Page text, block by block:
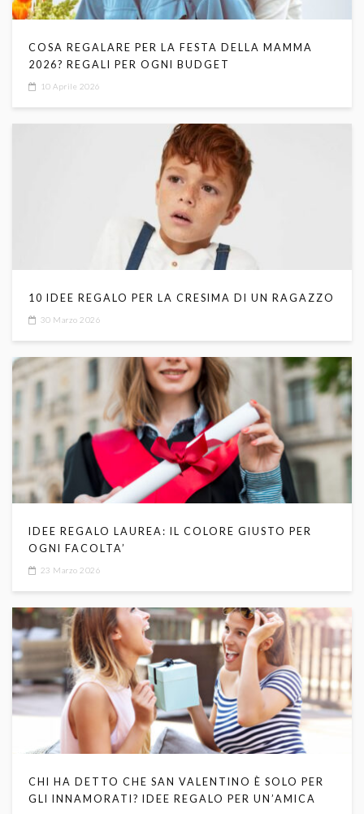
COSA REGALARE PER LA FESTA DELLA MAMMA
2026? REGALI PER OGNI BUDGET
10 Aprile 2026
10 IDEE REGALO PER LA CRESIMA DI UN RAGAZZO
30 Marzo 2026
IDEE REGALO LAUREA: IL COLORE GIUSTO PER
OGNI FACOLTA’
23 Marzo 2026
CHI HA DETTO CHE SAN VALENTINO È SOLO PER
GLI INNAMORATI? IDEE REGALO PER UN’AMICA